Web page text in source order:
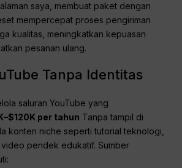
saya, membuat paket dengan
mempercepat proses pengiriman
kualitas, meningkatkan kepuasan
pesanan ulang.
Tanpa Identitas
saluran YouTube yang
per tahun Tanpa tampil di
konten niche seperti tutorial teknologi,
pendek edukatif. Sumber